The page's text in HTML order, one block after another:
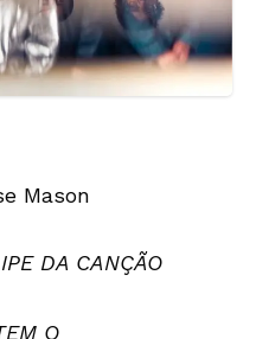
Mason
DA CANÇÃO
O